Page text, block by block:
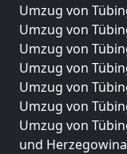
Umzug von
Umzug von
Umzug von
Umzug von
Umzug von
Umzug von
Umzug von
und Herzegowina